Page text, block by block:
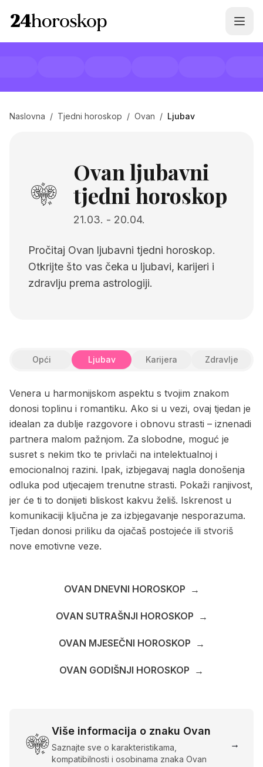
Naslovna / Tjedni horoskop / Ovan / Ljubav
Ovan ljubavni
tjedni horoskop
21.03. - 20.04.
Pročitaj Ovan ljubavni tjedni horoskop.
Otkrijte što vas čeka u ljubavi, karijeri i
zdravlju prema astrologiji.
Opći Ljubav Karijera Zdravlje
Venera u harmonijskom aspektu s tvojim znakom
donosi toplinu i romantiku. Ako si u vezi, ovaj tjedan je
idealan za dublje razgovore i obnovu strasti – iznenadi
partnera malom pažnjom. Za slobodne, moguć je
susret s nekim tko te privlači na intelektualnoj i
emocionalnoj razini. Ipak, izbjegavaj nagla donošenja
odluka pod utjecajem trenutne strasti. Pokaži ranjivost,
jer će ti to donijeti bliskost kakvu želiš. Iskrenost u
komunikaciji ključna je za izbjegavanje nesporazuma.
Tjedan donosi priliku da ojačaš postojeće ili stvoriš
nove emotivne veze.
OVAN DNEVNI HOROSKOP →
OVAN SUTRAŠNJI HOROSKOP →
OVAN MJESEČNI HOROSKOP →
OVAN GODIŠNJI HOROSKOP →
Više informacija o znaku Ovan
Saznajte sve o karakteristikama,
kompatibilnosti i osobinama znaka Ovan
→